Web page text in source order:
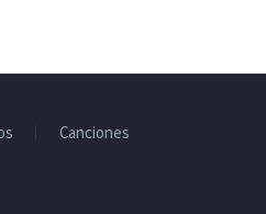
Canciones